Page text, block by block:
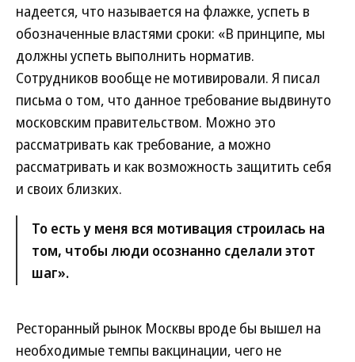
надеется, что называется на флажке, успеть в
обозначенные властями сроки: «В принципе, мы
должны успеть выполнить норматив.
Сотрудников вообще не мотивировали. Я писал
письма о том, что данное требование выдвинуто
московским правительством. Можно это
рассматривать как требование, а можно
рассматривать и как возможность защитить себя
и своих близких.
То есть у меня вся мотивация строилась на
том, чтобы люди осознанно сделали этот
шаг».
Ресторанный рынок Москвы вроде бы вышел на
необходимые темпы вакцинации, чего не